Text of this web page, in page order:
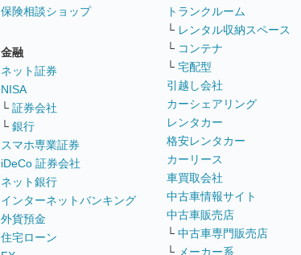
保険相談ショップ
金融
ネット証券
NISA
└ 証券会社
└ 銀行
スマホ専業証券
iDeCo 証券会社
ネット銀行
インターネットバンキング
外貨預金
住宅ローン
トランクルーム
└ レンタル収納スペース
└ コンテナ
└ 宅配型
引越し会社
カーシェアリング
レンタカー
格安レンタカー
カーリース
車買取会社
中古車情報サイト
中古車販売店
└ 中古車専門販売店
└ メーカー系